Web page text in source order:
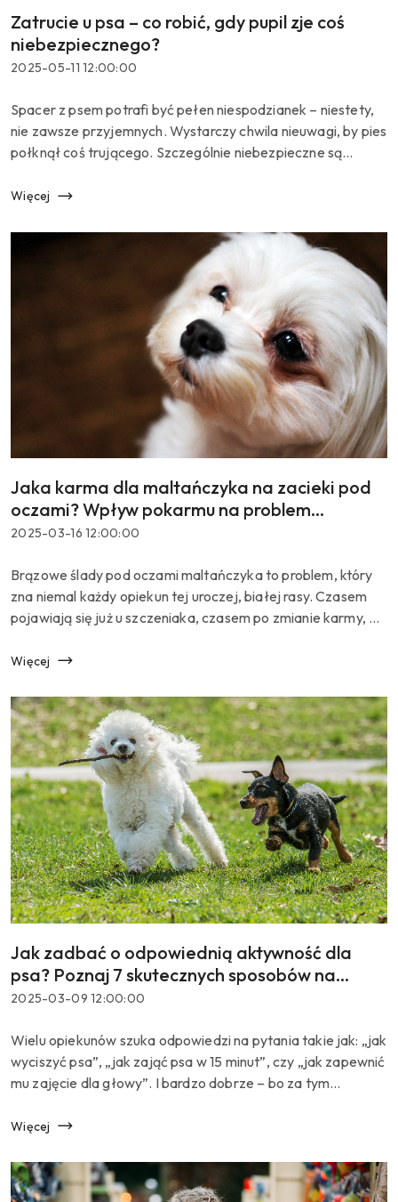
Tytuł
artykułu:
Zatrucie u psa – co robić, gdy pupil zje coś
niebezpiecznego?
Data
2025-05-11 12:00:00
Treść
artykułu:
Spacer z psem potrafi być pełen niespodzianek – niestety,
nie zawsze przyjemnych. Wystarczy chwila nieuwagi, by pies
połknął coś trującego. Szczególnie niebezpieczne są
może prowadzić do p...
Więcej
Tytuł
artykułu:
Jaka karma dla maltańczyka na zacieki pod
oczami? Wpływ pokarmu na problem
łzawienia
Data
2025-03-16 12:00:00
Treść
artykułu:
Brązowe ślady pod oczami maltańczyka to problem, który
zna niemal każdy opiekun tej uroczej, białej rasy. Czasem
pojawiają się już u szczeniaka, czasem po zmianie karmy, a
zacieki pod oczami u psa...
Więcej
Tytuł
artykułu:
Jak zadbać o odpowiednią aktywność dla
psa? Poznaj 7 skutecznych sposobów na
zaangażowanie psa fizycznie i umysłowo
Data
2025-03-09 12:00:00
Treść
artykułu:
Wielu opiekunów szuka odpowiedzi na pytania takie jak: „jak
wyciszyć psa”, „jak zająć psa w 15 minut”, czy „jak zapewnić
mu zajęcie dla głowy”. I bardzo dobrze – bo za tym
Więcej